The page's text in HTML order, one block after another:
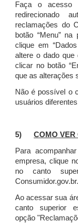
Faça o acesso
redirecionado
reclamações do
botão “Menu”
clique em
altere o dado que
clicar no botão
que as alterações
Não é possível o
usuários
5) COMO
Para
empresa, clique
no canto
Ao acessar sua
canto superior
opção